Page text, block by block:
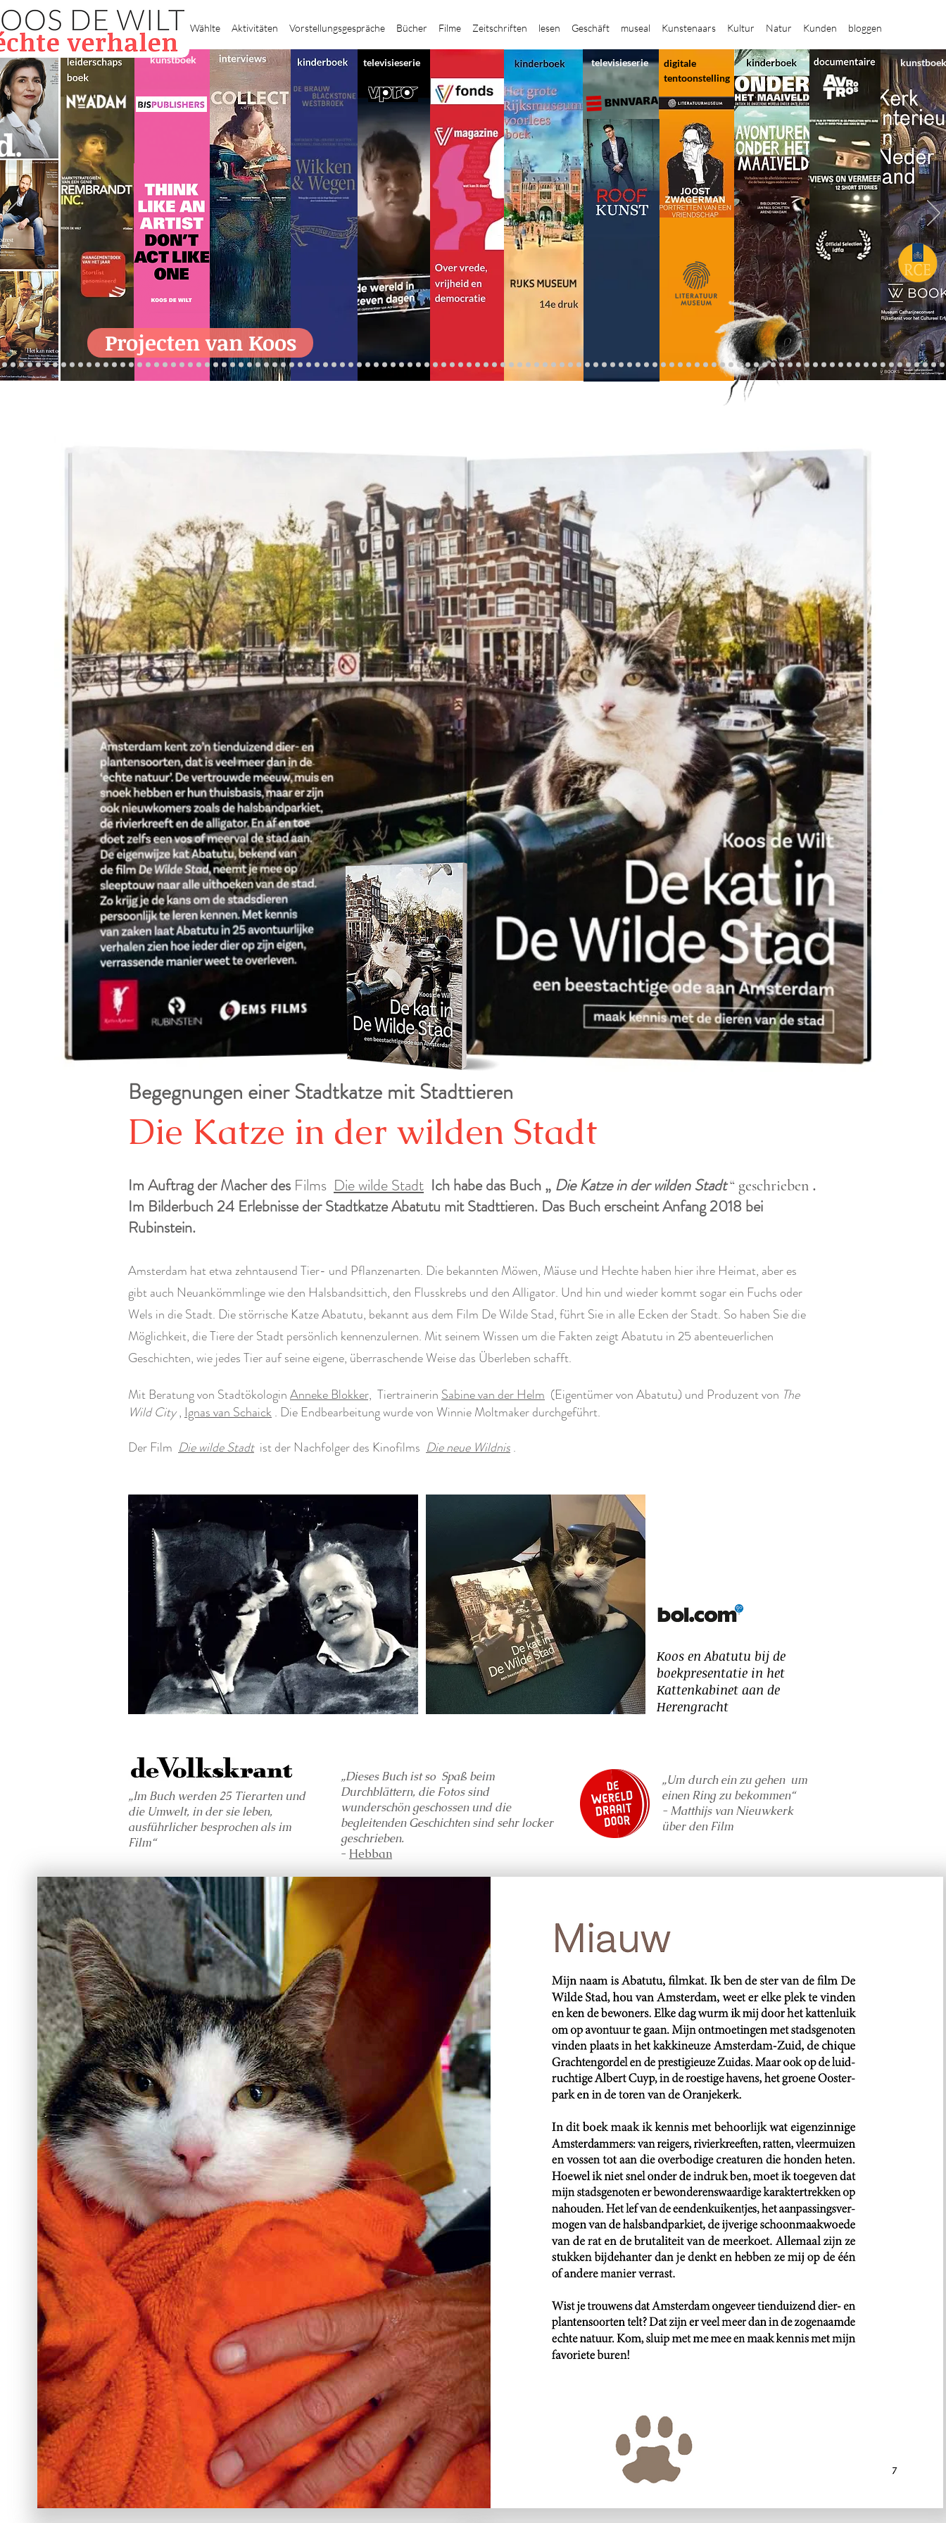
Heim Wählte Aktivitäten Vorstellungsgespräche Bücher Filme Zeitschriften lesen Geschäft museal Kunstenaars Kultur Natur Kunden bloggen
kunstboek televisieserie
Projecten van Koos
digitale
tentoonstelling
televisieserie kunstboek
Begegnungen einer Stadtkatze mit Stadttieren
Die Katze in der wilden Stadt
Im Auftrag der Macher des Films Die wilde Stadt Ich habe das Buch „ Die Katze in der wilden Stadt“ geschrieben .
Im Bilderbuch 24 Erlebnisse der Stadtkatze Abatutu mit Stadttieren. Das Buch erscheint Anfang 2018 bei
Rubinstein.
Amsterdam hat etwa zehntausend Tier- und Pflanzenarten. Die bekannten Möwen, Mäuse und Hechte haben hier ihre Heimat, aber es
gibt auch Neuankömmlinge wie den Halsbandsittich, den Flusskrebs und den Alligator. Und hin und wieder kommt sogar ein Fuchs oder
Wels in die Stadt. Die störrische Katze Abatutu, bekannt aus dem Film De Wilde Stad, führt Sie in alle Ecken der Stadt. So haben Sie die
Möglichkeit, die Tiere der Stadt persönlich kennenzulernen. Mit seinem Wissen um die Fakten zeigt Abatutu in 25 abenteuerlichen
Geschichten, wie jedes Tier auf seine eigene, überraschende Weise das Überleben schafft.
Mit Beratung von StadtökologinAnneke Blokker, Tiertrainerin Sabine van der Helm (Eigentümer von Abatutu) und Produzent von The
Wild City, Ignas van Schaick. Die Endbearbeitung wurde von Winnie Moltmaker durchgeführt.
Der Film Die wilde Stadt ist der Nachfolger des Kinofilms Die neue Wildnis.
Koos en Abatutu bij de
boekpresentatie in het
Kattenkabinet aan de
Herengracht
„Im Buch werden 25 Tierarten und
die Umwelt, in der sie leben,
ausführlicher besprochen als im
Film“
„Dieses Buch ist so Spaß beim
Durchblättern, die Fotos sind
wunderschön geschossen und die
begleitenden Geschichten sind sehr locker
geschrieben.
- Hebban
„Um durch ein zu gehen um
einen Ring zu bekommen“
- Matthijs van Nieuwkerk
über den Film